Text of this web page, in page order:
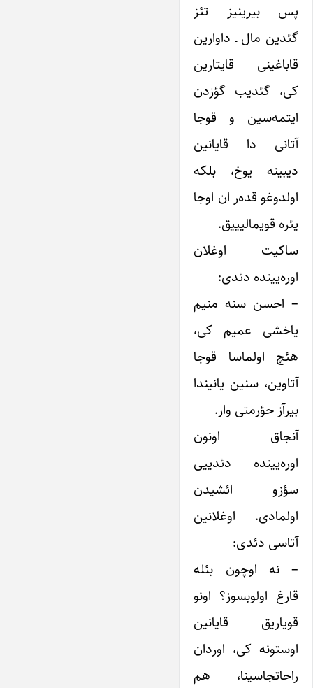
پس بیرینیز تئز
گئدین مال ـ داوارین
قاباغینی قایتارین
کی، گئدیب گؤزدن
ایتمه‌سین و قوجا
آتانی دا قایانین
دیبینه یوخ، بلکه
اولدوغو قده‌ر ان اوجا
یئره قویمالیییق.
ساکیت اوغلان
اوره‌یینده دئدی:
– احسن سنه منیم
یاخشی عمیم کی،
هئچ اولماسا قوجا
آتاوین، سنین یانیندا
بیرآز حؤرمتی وار.
آنجاق اونون
اوره‌یینده دئدییی
سؤزو ائشیدن
اولمادی. اوغلانین
آتاسی دئدی:‌
– نه اوچون بئله
قارغ اولوبسوز؟ اونو
قویاریق قایانین
اوستونه کی، اوردان
راحاتجاسینا، هم